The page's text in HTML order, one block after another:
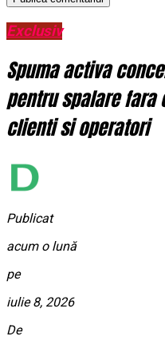
Exclusiv
Spuma activa
pentru spalare fara
clienti si operatori
Publicat
acum o lună
pe
iulie 8, 2026
De